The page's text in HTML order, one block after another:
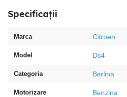
Specificații
Marca Citroen
Model Ds4
Categoria Berlina
Motorizare Benzina